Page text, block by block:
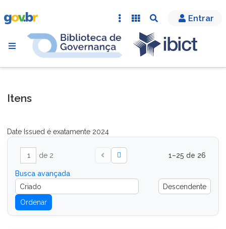
Entrar
Itens
Date Issued é exatamente 2024
de 2 1–25 de 26
Busca avançada
Ordenar